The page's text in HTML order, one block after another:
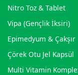
Nitro Toz & Tablet
Vipa (Gençlik İksiri)
Epimedyum & Çakşır
Çörek Otu Jel Kapsül
Multi Vitamin